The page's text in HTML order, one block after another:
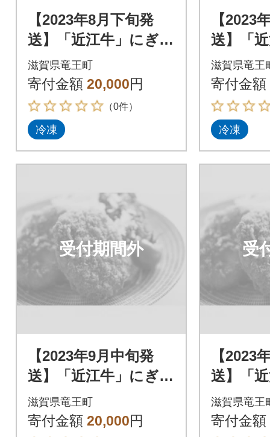
【2023年8月下旬発
送】「近江牛」にぎわ
いセット
滋賀県竜王町
寄付金額 20,000円
（0件）
冷凍
【2023
送】「
いセッ
滋賀県竜王
寄付金額
冷凍
受付期間外
【2023年9月中旬発
送】「近江牛」にぎわ
いセット
滋賀県竜王町
寄付金額 20,000円
受
【2023
送】「
いセッ
滋賀県竜王
寄付金額